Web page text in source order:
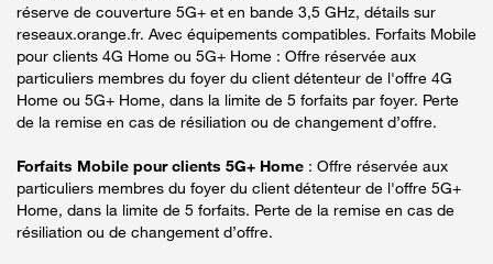
réserve de couverture 5G+ et en bande 3,5 GHz, détails sur
reseaux.orange.fr. Avec équipements compatibles. Forfaits Mobile
pour clients 4G Home ou 5G+ Home : Offre réservée aux
particuliers membres du foyer du client détenteur de l'offre 4G
Home ou 5G+ Home, dans la limite de 5 forfaits par foyer. Perte
de la remise en cas de résiliation ou de changement d’offre.
Forfaits Mobile pour clients 5G+ Home : Offre réservée aux
particuliers membres du foyer du client détenteur de l'offre 5G+
Home, dans la limite de 5 forfaits. Perte de la remise en cas de
résiliation ou de changement d’offre.